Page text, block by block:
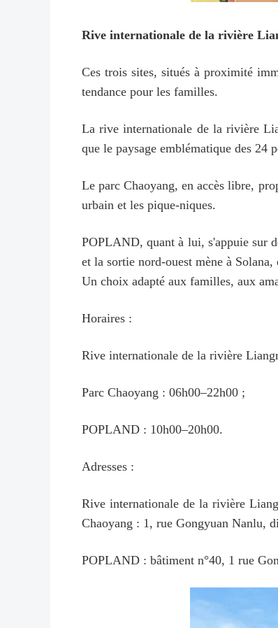
Rive internationale de la rivière
Ces trois sites, situés à proximité
tendance pour les familles.
La rive internationale de la rivière
que le paysage emblématique des 24
Le parc Chaoyang, en accès libre,
urbain et les pique-niques.
POPLAND, quant à lui, s'appuie sur
et la sortie nord-ouest mène à
Un choix adapté aux familles, aux
Horaires :
Rive internationale de la rivière
Parc Chaoyang : 06h00–22h00 ;
POPLAND : 10h00–20h00.
Adresses :
Rive internationale de la rivière
Chaoyang : 1, rue Gongyuan Nanlu,
POPLAND : bâtiment n°40, 1 rue